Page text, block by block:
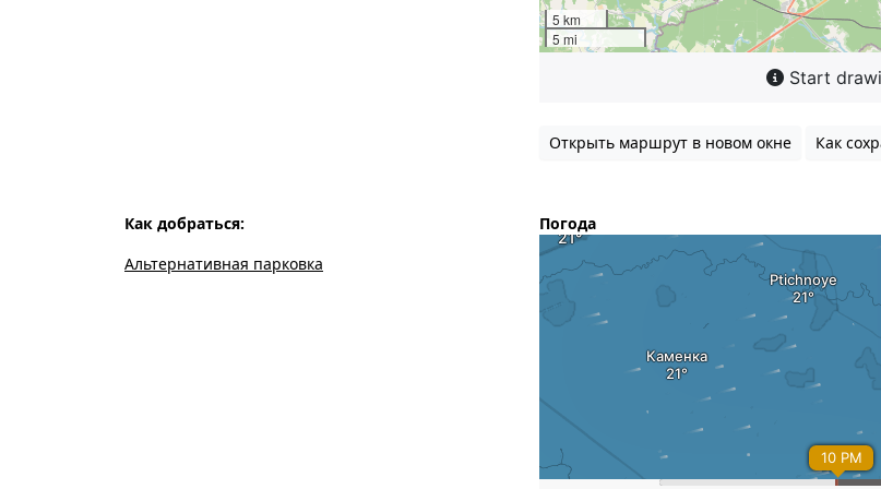
Открыть маршрут в новом окне Как
Как добраться:
Альтернативная парковка
Погода